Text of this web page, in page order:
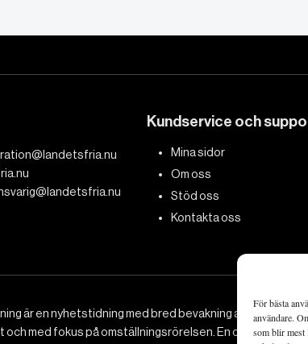
För bästa
användare.
som blir mest
Kundservice och
Mina sidor
Om oss
Stöd oss
Kontakta oss
är en nyhetstidning med bred bevakning av det
och med fokus på omställningsrörelsen. En omställning